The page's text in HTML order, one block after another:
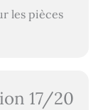
les pièces
17/20